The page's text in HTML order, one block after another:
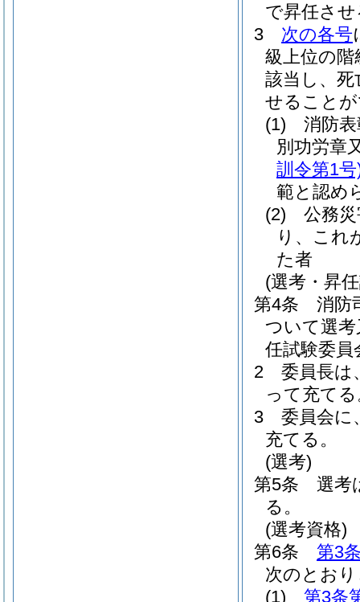
で昇任さ
3
次の各号
級上位の
該当し、
せること
(1)
消防
別功労章
訓令第1号
範と認め
(2)
公務
り、これ
た者
(選考・昇
第4条
消防
ついて選
任試験委員
2
委員長は
って充て
3
委員会に
充てる。
(選考)
第5条
選考
る。
(選考資格)
第6条
第3
次のとお
(1)
第3条